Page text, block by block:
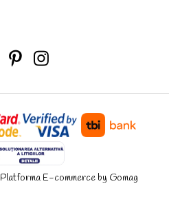
Platforma E-commerce by Gomag